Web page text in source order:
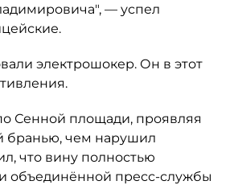
— успел
электрошокер. Он в этот
Сенной площади, проявляя
бранью, чем нарушил
что вину полностью
объединённой пресс-службы